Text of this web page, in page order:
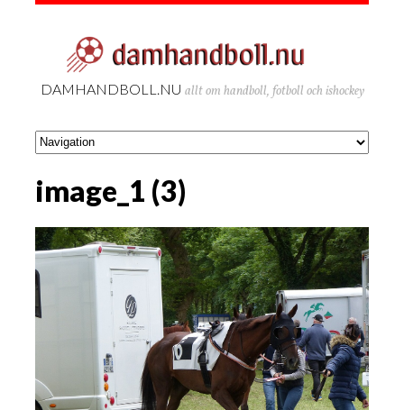
DAMHANDBOLL.NU allt om handboll, fotboll och ishockey
image_1 (3)